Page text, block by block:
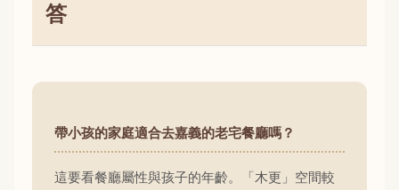
答
帶小孩的家庭適合去嘉義的老宅餐廳嗎？
這要看餐廳屬性與孩子的年齡。「木更」空間較